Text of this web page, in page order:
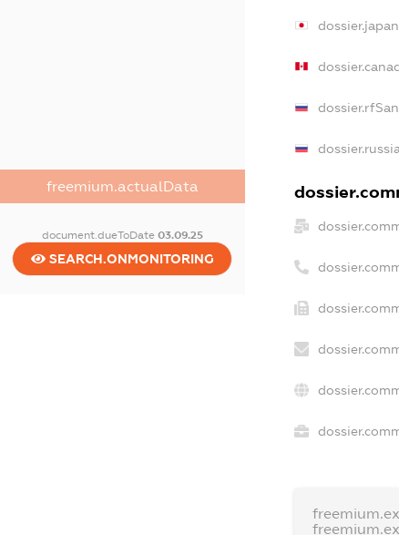
freemium.actualData
document.dueToDate 03.09.25
SEARCH.ONMONITORING